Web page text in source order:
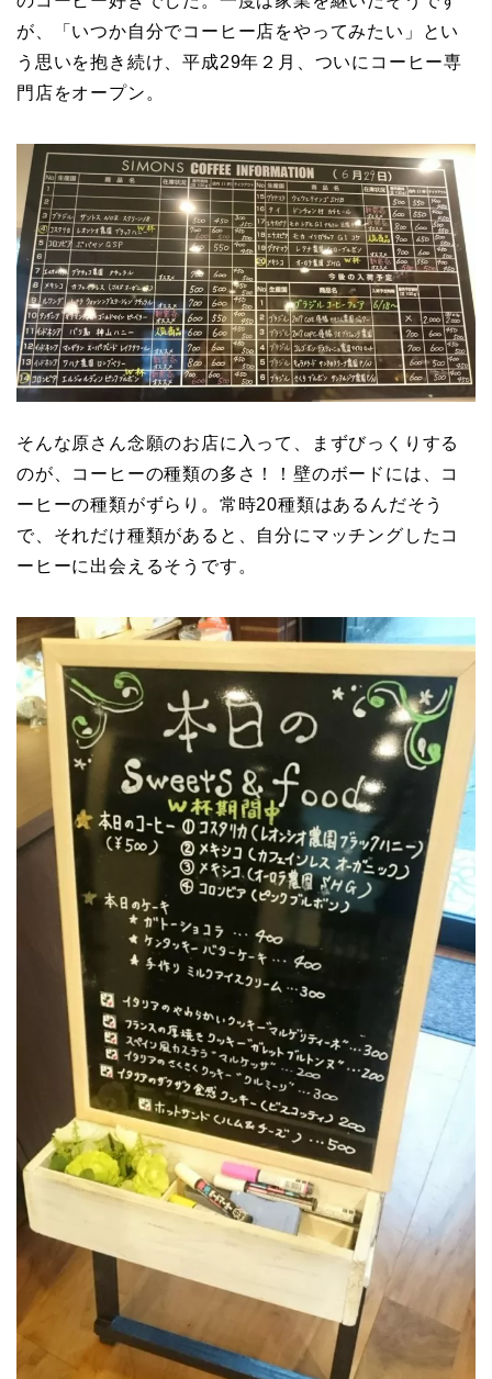
が、「いつか自分でコーヒー店をやってみたい」とい
う思いを抱き続け、平成29年２月、ついにコーヒー専
門店をオープン。
そんな原さん念願のお店に入って、まずびっくりする
のが、コーヒーの種類の多さ！！壁のボードには、コ
ーヒーの種類がずらり。常時20種類はあるんだそう
で、それだけ種類があると、自分にマッチングしたコ
ーヒーに出会えるそうです。